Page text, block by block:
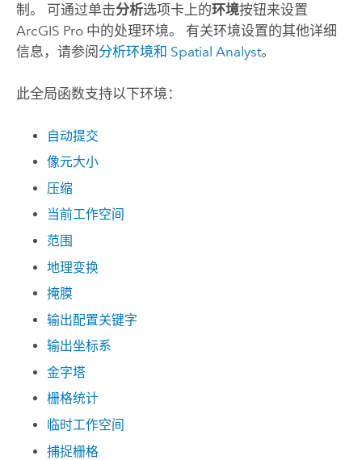
制。 可通过单击分析选项卡上的环境按钮来设置
ArcGIS Pro中的处理环境。 有关环境设置的其他详细
信息，请参阅分析环境和 Spatial Analyst。
此全局函数支持以下环境：
自动提交
像元大小
压缩
当前工作空间
范围
地理变换
掩膜
输出配置关键字
输出坐标系
金字塔
栅格统计
临时工作空间
捕捉栅格